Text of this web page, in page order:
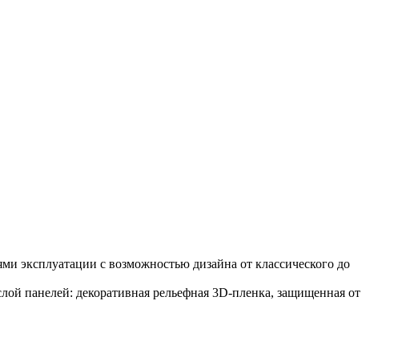
эксплуатации с возможностью дизайна от классического до
декоративная рельефная 3D-пленка, защищенная от